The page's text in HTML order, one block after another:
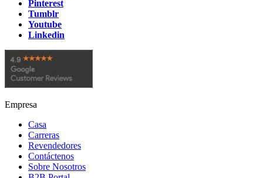
Pinterest
Tumblr
Youtube
Linkedin
Empresa
Casa
Carreras
Revendedores
Contáctenos
Sobre Nosotros